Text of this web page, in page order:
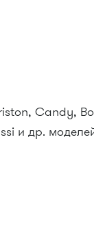
Candy,
и др.